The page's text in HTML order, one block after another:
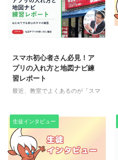
よく聞きます。 Microsoftには
「ファミリー機能」という子供の
使用を制限する管理機能がありま
すが、実際に使ってみるとちょっ
今回は、そんな中で試行錯誤しな
がらも設定を乗り越えた、
CURIOSTATION荻窪店の生徒様
「まるちゃん（仮名）」のお話を
ご紹介します。設定に悩む親御さ
スマホ初心者さん必見！ア
プリの入れ方と地図ナビ練
習レポート
最近、教室でよくあるのが「スマ
友だちの追加がいまいち分からな
くて…」という“初心者を抜け出
しかけ”のご相談です。 先日も、
通い始めたばかりのまるちゃん
生徒インタビュー